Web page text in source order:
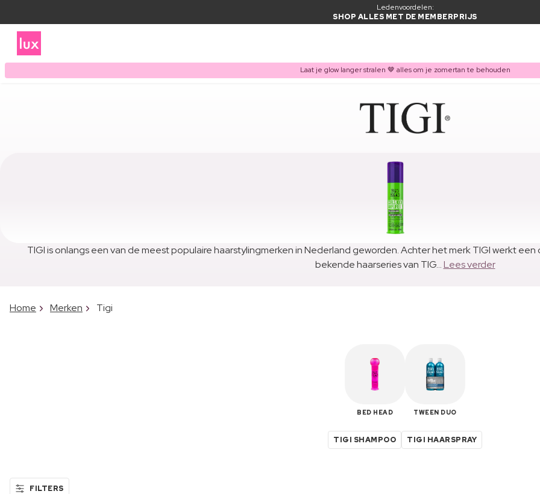
Ledenvoordelen:
SHOP ALLES MET DE MEMBERPRIJS
Laat je glow langer stralen 🤎 alles om je zomertan te behouden
TIGI is onlangs een van de meest populaire haarstylingmerken in Nederland geworden. Achter het merk TIGI werkt
bekende haarseries van TIG...Lees verder
Home Merken Tigi
BED HEAD TWEEN DUO
TIGI SHAMPOO TIGI HAARSPRAY
FILTERS